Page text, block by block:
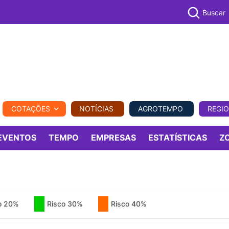
REGIONAL COMERCIAL AGROVIAGENS
Buscar
COTAÇÕES NOTÍCIAS AGROTEMPO
TEMPO EMPRESAS ESTATÍSTICAS
20% Risco 30% Risco 40%